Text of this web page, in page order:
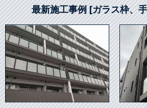
最新施工事例 [ガラス枠、